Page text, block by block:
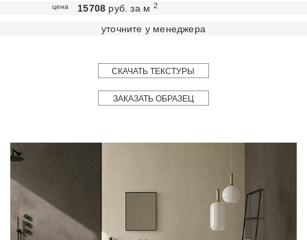
цена 15708 руб. за м 2
уточните у менеджера
СКАЧАТЬ ТЕКСТУРЫ
ЗАКАЗАТЬ ОБРАЗЕЦ